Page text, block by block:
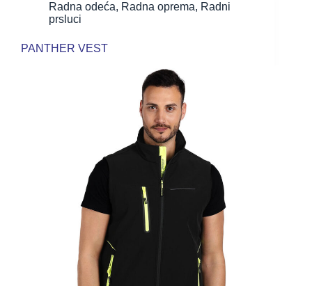
Radna odeća, Radna oprema, Radni
prsluci
PANTHER VEST